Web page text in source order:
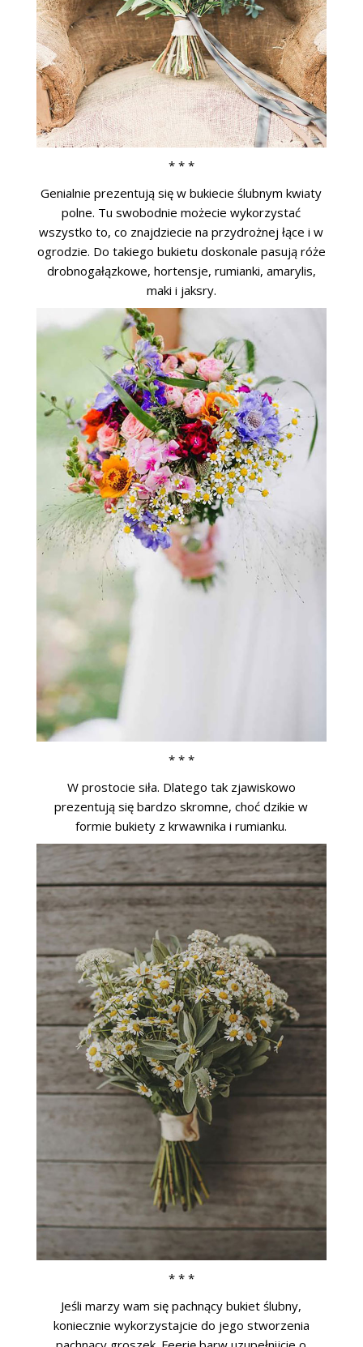
* * *
Genialnie prezentują się w bukiecie ślubnym kwiaty
polne. Tu swobodnie możecie wykorzystać
wszystko to, co znajdziecie na przydrożnej łące i w
ogrodzie. Do takiego bukietu doskonale pasują róże
drobnogałązkowe, hortensje, rumianki, amarylis,
maki i jaksry.
* * *
W prostocie siła. Dlatego tak zjawiskowo
prezentują się bardzo skromne, choć dzikie w
formie bukiety z krwawnika i rumianku.
* * *
Jeśli marzy wam się pachnący bukiet ślubny,
koniecznie wykorzystajcie do jego stworzenia